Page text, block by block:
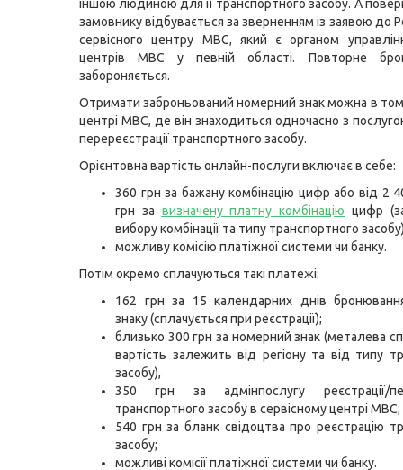
іншою людиною для її транспортного засобу. А
замовнику відбувається за зверненням із заявою до
сервісного центру МВС, який є органом
центрів МВС у певній області. Повторне
забороняється.
Отримати заброньований номерний знак можна в
центрі МВС, де він знаходиться одночасно з
перереєстрації транспортного засобу.
Орієнтовна вартість онлайн-послуги включає в себе:
360 грн за бажану комбінацію цифр або від 2
грн за визначену платну комбінацію цифр
вибору комбінації та типу транспортного
можливу комісію платіжної системи чи банку.
Потім окремо сплачуються такі платежі:
162 грн за 15 календарних днів
знаку (сплачується при реєстрації);
близько 300 грн за номерний знак (металева
вартість залежить від регіону та від типу
засобу),
350 грн за адмінпослугу реєстрації/
транспортного засобу в сервісному центрі МВС;
540 грн за бланк свідоцтва про реєстрацію
засобу;
можливі комісії платіжної системи чи банку.